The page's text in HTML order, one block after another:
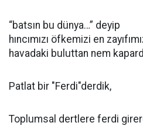
“batsın bu dünya…” deyip
hıncımızı öfkemizi en
havadaki buluttan nem
Patlat bir "Ferdi"derdik,
Toplumsal dertlere ferdi